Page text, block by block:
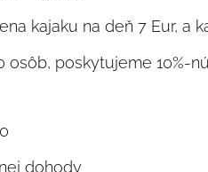
kajaku na deň 7 Eur, a
osôb, poskytujeme 10%-
dohody